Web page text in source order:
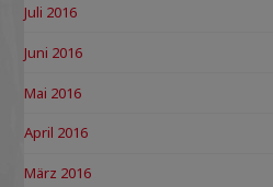
Juli 2016
Juni 2016
Mai 2016
April 2016
März 2016